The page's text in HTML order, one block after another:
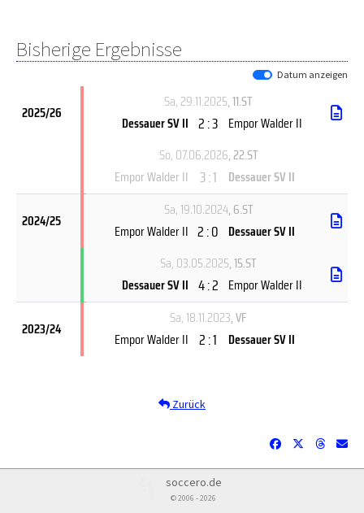
Bisherige Ergebnisse
Datum anzeigen
2025/26
Sa, 29.11.2025, 11.ST
Dessauer SV II 2 : 3 Empor Walder II
So, 07.06.2026, 22.ST
Empor Walder II 3 : 1 Dessauer SV II
2024/25
Sa, 19.10.2024, 6.ST
Empor Walder II 2 : 0 Dessauer SV II
Sa, 03.05.2025, 15.ST
Dessauer SV II 4 : 2 Empor Walder II
2023/24
Sa, 18.11.2023, VF
Empor Walder II 2 : 1 Dessauer SV II
Zurück
soccero.de
© 2006 - 2026